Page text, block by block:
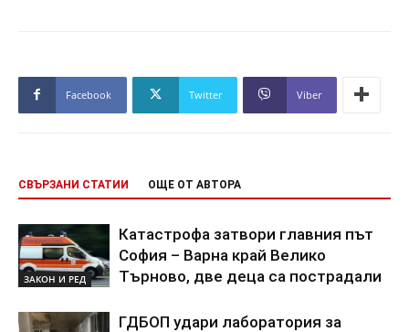
Facebook Twitter Viber
СВЪРЗАНИ СТАТИИ ОЩЕ ОТ АВТОРА
ЗАКОН И РЕД
Катастрофа затвори главния път
София – Варна край Велико
Търново, две деца са пострадали
ГДБОП удари лаборатория за